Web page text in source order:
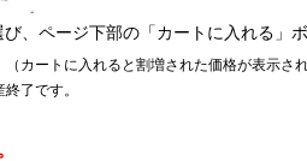
、ページ下部の「カートに入れる」
カートに入れると割増された価格が表示され
了です。